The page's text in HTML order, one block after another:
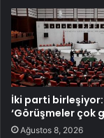
İki parti birleşiyor:
‘Görüşmeler çok
Ağustos 8, 2026